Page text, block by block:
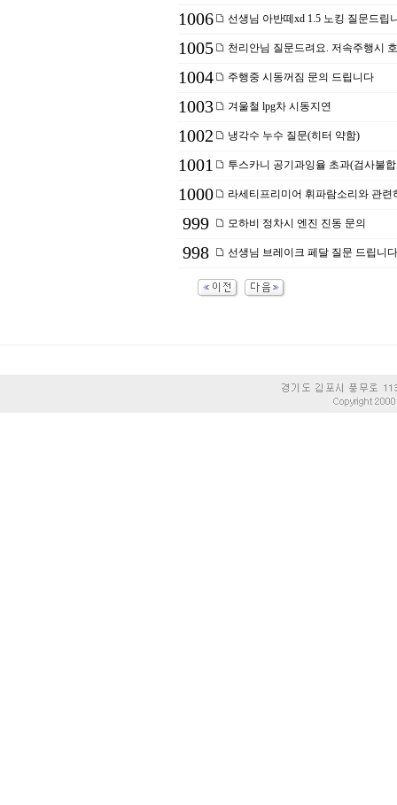
1006 선생님 아반떼xd 1.5 노킹 질문드립
1005 천리안님 질문드려요. 저속주행시
1004 주행중 시동꺼짐 문의 드립니다
1003 겨울철 lpg차 시동지연
1002 냉각수 누수 질문(히터 약함)
1001 투스카니 공기과잉율 초과(검사불
1000 라세티프리미어 휘파람소리와 관련
999 모하비 정차시 엔진 진동 문의
998 선생님 브레이크 페달 질문 드립니